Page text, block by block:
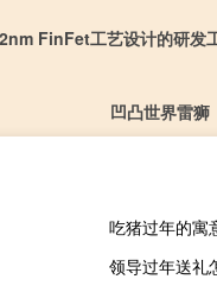
FinFet工艺设计的研发
凹凸世界雷狮
吃猪过年的寓
领导过年送礼